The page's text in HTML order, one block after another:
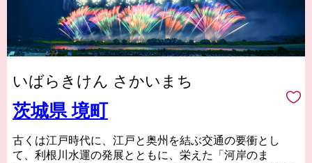
いばらきけん さかいまち
茨城県 境町
古くは江戸時代に、江戸と奥州を結ぶ交通の要衝とし
て、利根川水運の発展とともに、栄えた「河岸のま